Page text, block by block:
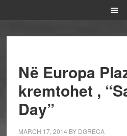
Në Europa
kremtohet ,
Day”
MARCH 17, 2014 BY DGRECA